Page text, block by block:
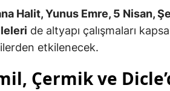
Halit, Yunus Emre, 5 Nisan,
de altyapı çalışmaları
etkilenecek.
Çermik ve